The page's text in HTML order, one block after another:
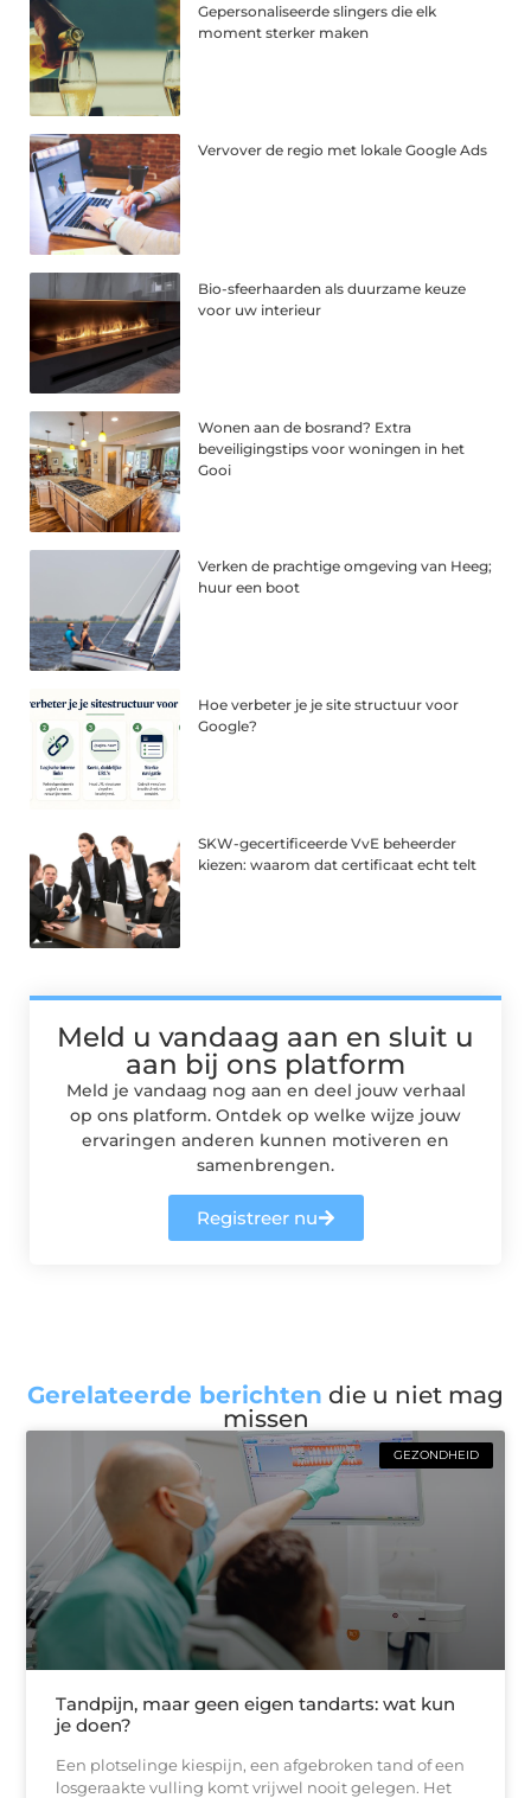
Gepersonaliseerde slingers die elk
moment sterker maken
Vervover de regio met lokale Google Ads
Bio-sfeerhaarden als duurzame keuze
voor uw interieur
Wonen aan de bosrand? Extra
beveiligingstips voor woningen in het
Gooi
Verken de prachtige omgeving van Heeg;
huur een boot
Hoe verbeter je je site structuur voor
Google?
SKW-gecertificeerde VvE beheerder
kiezen: waarom dat certificaat echt telt
Meld u vandaag aan en sluit u
aan bij ons platform
Meld je vandaag nog aan en deel jouw verhaal
op ons platform. Ontdek op welke wijze jouw
ervaringen anderen kunnen motiveren en
samenbrengen.
Registreer nu
Gerelateerde berichten die u niet mag
missen
GEZONDHEID
Tandpijn, maar geen eigen tandarts: wat kun
je doen?
Een plotselinge kiespijn, een afgebroken tand of een
losgeraakte vulling komt vrijwel nooit gelegen. Het